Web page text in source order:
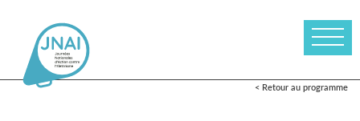
< Retour au programme